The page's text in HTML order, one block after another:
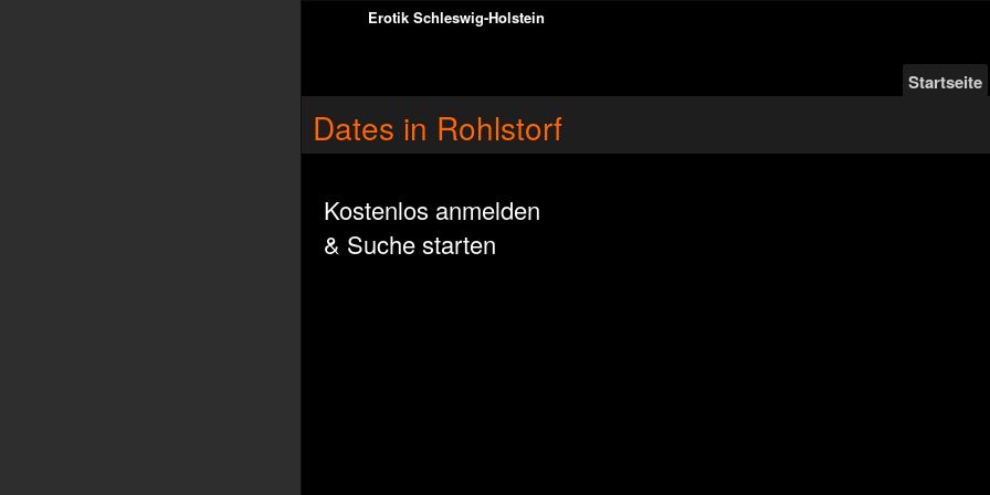
Erotik Schleswig-Holstein
Startseite
Dates in Rohlstorf
Kostenlos anmelden
& Suche starten